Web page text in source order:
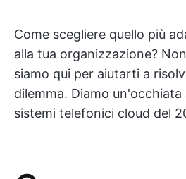
Come scegliere quello più
alla tua organizzazione?
siamo qui per aiutarti a
dilemma. Diamo un'occhiata
sistemi telefonici cloud del